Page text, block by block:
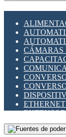
VARIACS
OTROS
RELÉS
RELÉS DE
RELÉS DE
RELÉS
RELÉS
CÁMARAS
GATEWAY
GESTIÓN